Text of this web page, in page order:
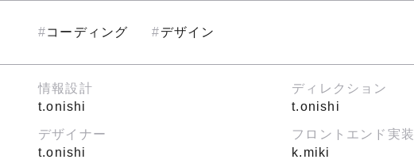
コーディング デザイン
情報設計
t.onishi
ディレクション
t.onishi
デザイナー
t.onishi
フロントエンド実装
k.miki